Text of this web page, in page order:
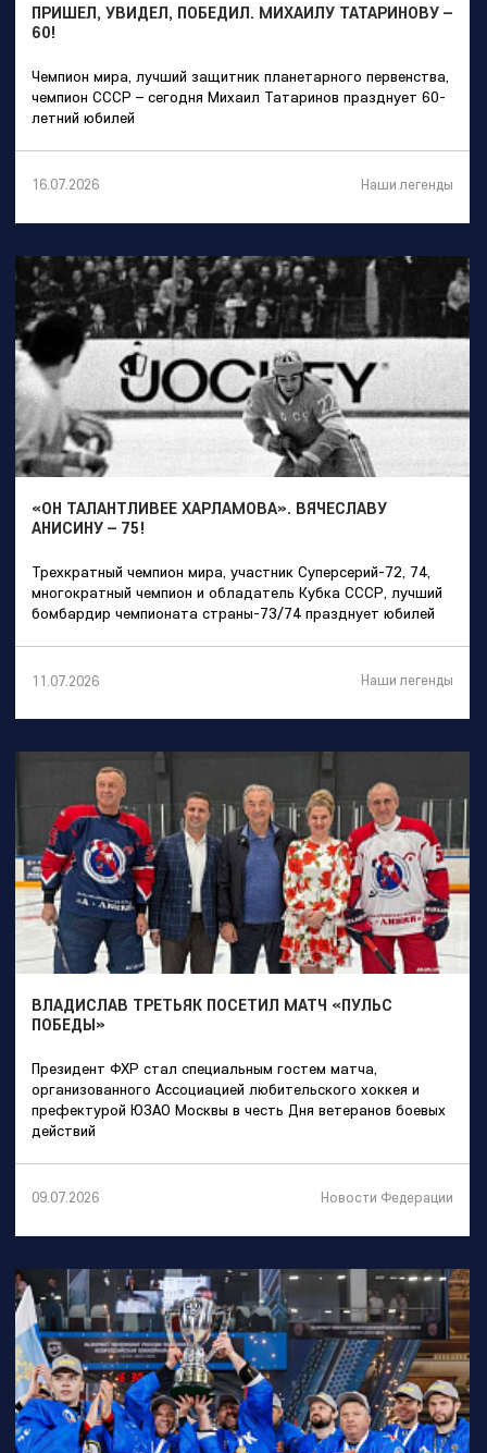
ПРИШЕЛ, УВИДЕЛ, ПОБЕДИЛ. МИХАИЛУ ТАТАРИНОВУ –
60!
Чемпион мира, лучший защитник планетарного первенства,
чемпион СССР – сегодня Михаил Татаринов празднует 60-
летний юбилей
16.07.2026 Наши легенды
«ОН ТАЛАНТЛИВЕЕ ХАРЛАМОВА». ВЯЧЕСЛАВУ
АНИСИНУ – 75!
Трехкратный чемпион мира, участник Суперсерий-72, 74,
многократный чемпион и обладатель Кубка СССР, лучший
бомбардир чемпионата страны-73/74 празднует юбилей
11.07.2026 Наши легенды
ВЛАДИСЛАВ ТРЕТЬЯК ПОСЕТИЛ МАТЧ «ПУЛЬС
ПОБЕДЫ»
Президент ФХР стал специальным гостем матча,
организованного Ассоциацией любительского хоккея и
префектурой ЮЗАО Москвы в честь Дня ветеранов боевых
действий
09.07.2026 Новости Федерации